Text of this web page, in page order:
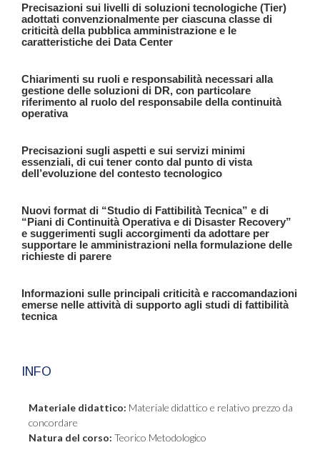
Precisazioni sui livelli di soluzioni tecnologiche (Tier)
adottati convenzionalmente per ciascuna classe di
criticità della pubblica amministrazione e le
caratteristiche dei Data Center
Chiarimenti su ruoli e responsabilità necessari alla
gestione delle soluzioni di DR, con particolare
riferimento al ruolo del responsabile della continuità
operativa
Precisazioni sugli aspetti e sui servizi minimi
essenziali, di cui tener conto dal punto di vista
dell’evoluzione del contesto tecnologico
Nuovi format di “Studio di Fattibilità Tecnica” e di
“Piani di Continuità Operativa e di Disaster Recovery”
e suggerimenti sugli accorgimenti da adottare per
supportare le amministrazioni nella formulazione delle
richieste di parere
Informazioni sulle principali criticità e raccomandazioni
emerse nelle attività di supporto agli studi di fattibilità
tecnica
INFO
Materiale didattico: Materiale didattico e relativo prezzo da
concordare
Natura del corso: Teorico Metodologico